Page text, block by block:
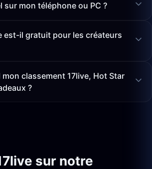
sur mon téléphone ou PC ?
est-il gratuit pour les créateurs
classement 17live, Hot Star
?
sur notre